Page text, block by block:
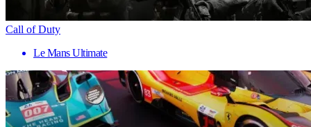
Call of Duty
Le Mans Ultimate